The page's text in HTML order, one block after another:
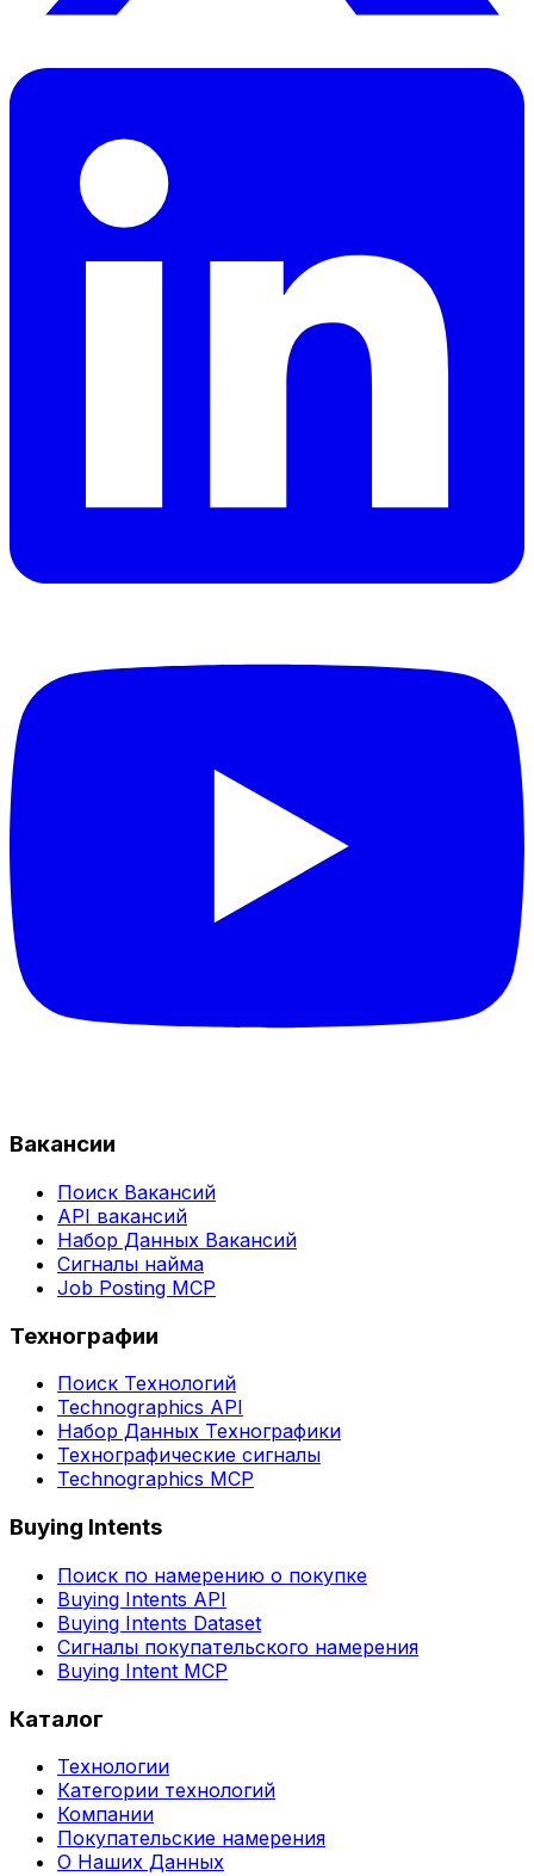
Вакансии
Поиск Вакансий
API вакансий
Набор Данных Вакансий
Сигналы найма
Job Posting MCP
Технографии
Поиск Технологий
Technographics API
Набор Данных Технографики
Технографические сигналы
Technographics MCP
Buying Intents
Поиск по намерению о покупке
Buying Intents API
Buying Intents Dataset
Сигналы покупательского намерения
Buying Intent MCP
Каталог
Технологии
Категории технологий
Компании
Покупательские намерения
О Наших Данных